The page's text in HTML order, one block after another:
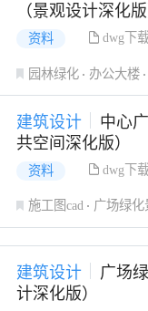
（景观设计深化版
资料 dwg下
园林绿化 办公大楼
建筑设计
中心
共空间深化版）
资料 dwg下
施工图cad 广场绿化
建筑设计
广场
计深化版）